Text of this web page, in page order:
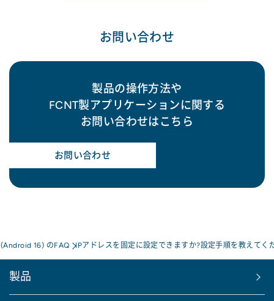
お問い合わせ
製品の操作方法や
FCNT製アプリケーションに関する
お問い合わせはこちら
お問い合わせ
16) のFAQ IPアドレスを固定に設定できますか?設定手順を教えてく
製品